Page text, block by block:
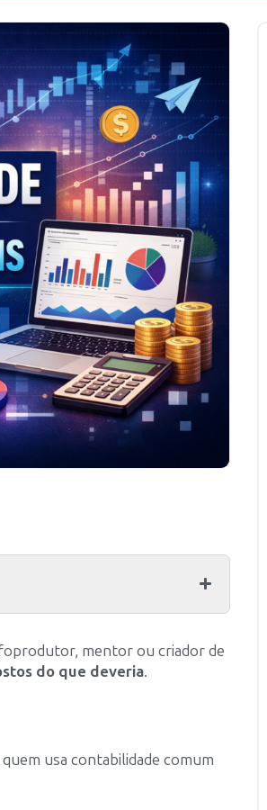
mentor ou criador de
do que deveria.
usa contabilidade comum